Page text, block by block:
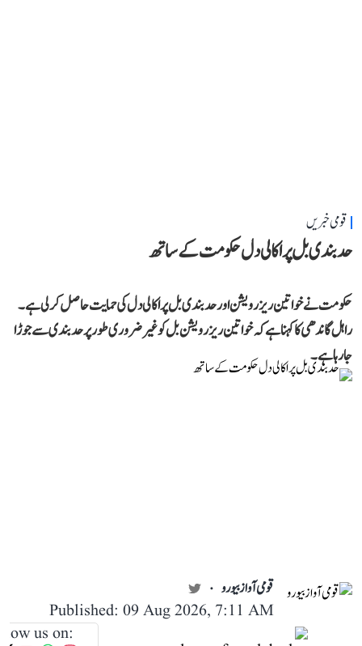
قومی خبریں
حد بندی بل پر اکالی دل حکومت کے ساتھ
حکومت نے خواتین ریزرویشن اور حد بندی بل پر اکالی دل کی حمایت حاصل کر لی ہے۔
راہل گاندھی کا کہنا ہے کہ خواتین ریزرویشن بل کو غیر ضروری طور پر حد بندی سے جوڑا
جا رہا ہے۔
قومی آواز بیورو
Published: 09 Aug 2026, 7:11 AM
us on: